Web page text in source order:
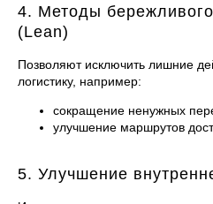
4. Методы
(Lean)
Позволяют исключить лишние
логистику, например:
сокращение ненужных
улучшение маршрутов
5. Улучшение